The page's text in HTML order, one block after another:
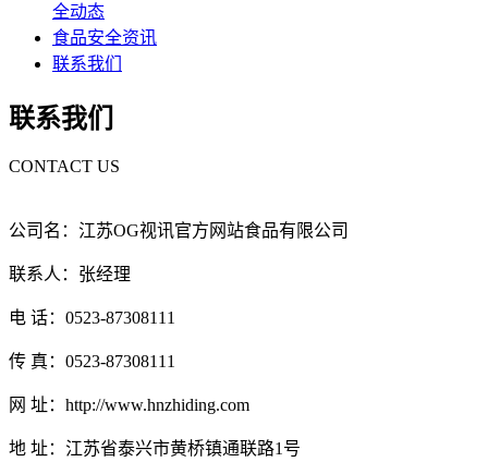
全动态
食品安全资讯
联系我们
联系我们
CONTACT US
公司名：江苏OG视讯官方网站食品有限公司
联系人：张经理
电 话：0523-87308111
传 真：0523-87308111
网 址：http://www.hnzhiding.com
地 址：江苏省泰兴市黄桥镇通联路1号